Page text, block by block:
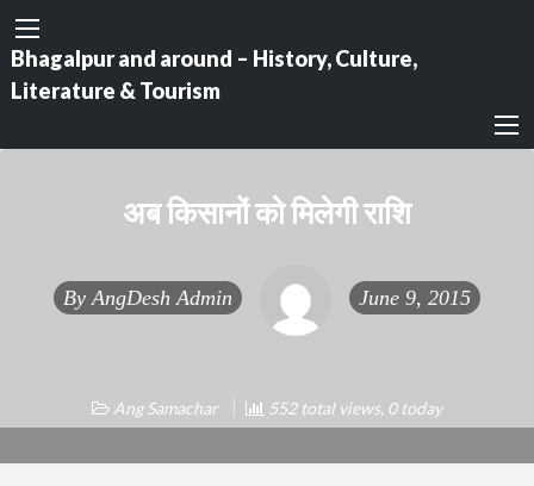
Bhagalpur and around – History, Culture,
Literature & Tourism
अब किसानों को मिलेगी राशि
By AngDesh Admin June 9, 2015
Ang Samachar 552 total views, 0 today